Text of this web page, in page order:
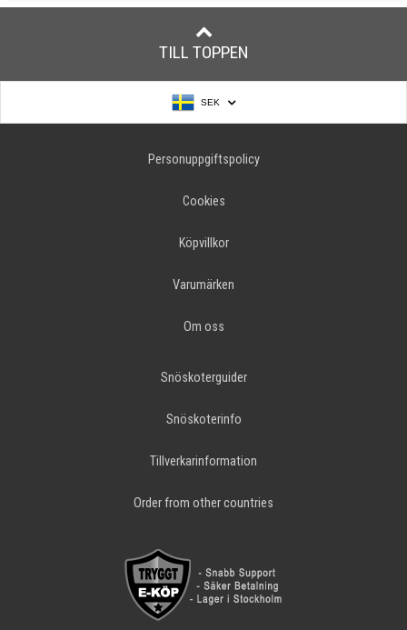
TILL TOPPEN
SEK
Personuppgiftspolicy
Cookies
Köpvillkor
Varumärken
Om oss
Snöskoterguider
Snöskoterinfo
Tillverkarinformation
Order from other countries